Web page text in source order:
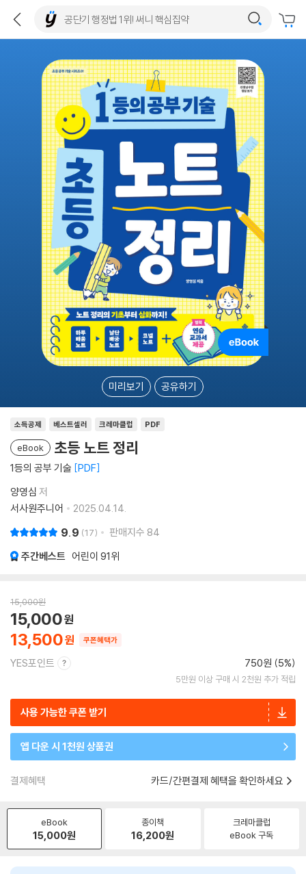
미리보기 공유하기
소득공제 베스트셀러 크레마클럽 PDF
eBook 초등 노트 정리
1등의 공부 기술 PDF
양영심 저
서사원주니어
2025.04.14.
9.9 17 판매지수 84
주간베스트 어린이 91위
15,000원
13,500
15,000
쿠폰혜택가
YES포인트 750원 (5%)
5만원 이상 구매 시 2천원 추가 적립
사용 가능한 쿠폰 받기
앱 다운 시 1천원 상품권
결제혜택 카드/간편결제 혜택을 확인하세요
eBook
15,000원
종이책
16,200원
크레마클럽
eBook 구독